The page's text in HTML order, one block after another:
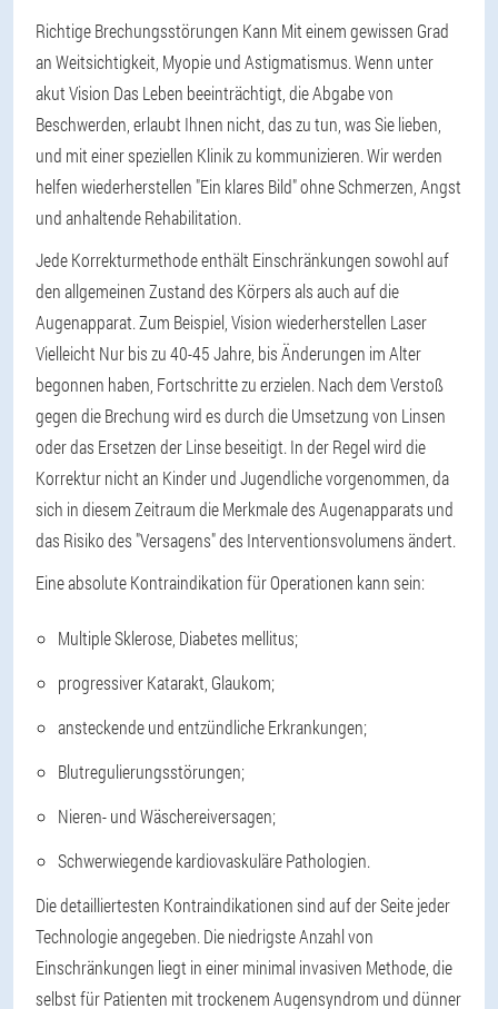
Richtige Brechungsstörungen Kann Mit einem gewissen Grad
an Weitsichtigkeit, Myopie und Astigmatismus. Wenn unter
akutVision Das Leben beeinträchtigt, die Abgabe von
Beschwerden, erlaubt Ihnen nicht, das zu tun, was Sie lieben,
und mit einer speziellen Klinik zu kommunizieren. Wir werden
helfenwiederherstellen "Ein klares Bild" ohne Schmerzen, Angst
und anhaltende Rehabilitation.
Jede Korrekturmethode enthält Einschränkungen sowohl auf
den allgemeinen Zustand des Körpers als auch auf die
Augenapparat. Zum Beispiel, Vision wiederherstellen Laser
Vielleicht Nur bis zu 40-45 Jahre, bis Änderungen im Alter
begonnen haben, Fortschritte zu erzielen. Nach dem Verstoß
gegen die Brechung wird es durch die Umsetzung von Linsen
oder das Ersetzen der Linse beseitigt. In der Regel wird die
Korrektur nicht an Kinder und Jugendliche vorgenommen, da
sich in diesem Zeitraum die Merkmale des Augenapparats und
das Risiko des "Versagens" des Interventionsvolumens ändert.
Eine absolute Kontraindikation für Operationen kann sein:
Multiple Sklerose, Diabetes mellitus;
progressiver Katarakt, Glaukom;
ansteckende und entzündliche Erkrankungen;
Blutregulierungsstörungen;
Nieren- und Wäschereiversagen;
Schwerwiegende kardiovaskuläre Pathologien.
Die detailliertesten Kontraindikationen sind auf der Seite jeder
Technologie angegeben. Die niedrigste Anzahl von
Einschränkungen liegt in einer minimal invasiven Methode, die
selbst für Patienten mit trockenem Augensyndrom und dünner